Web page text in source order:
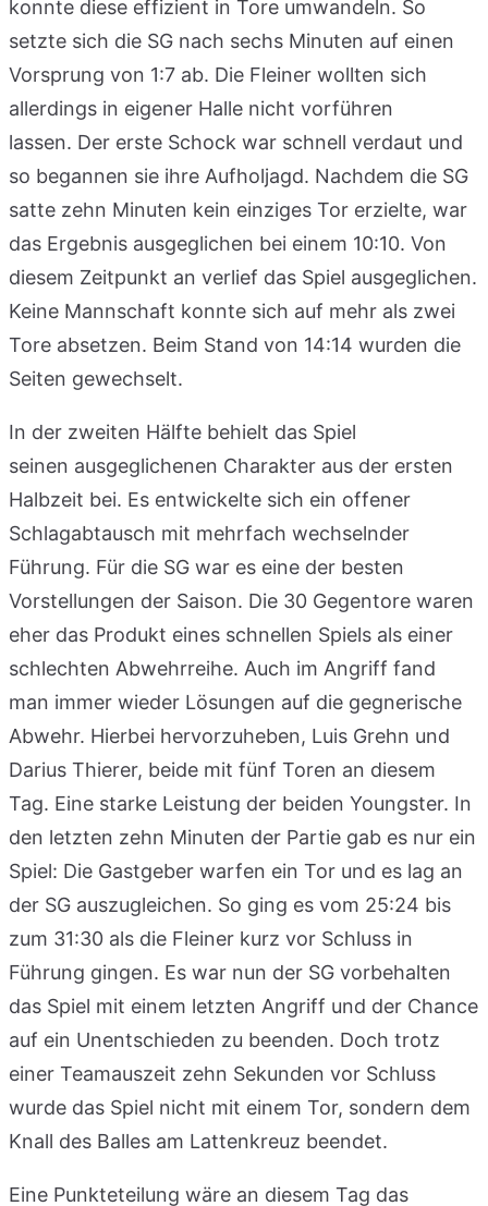
konnte diese effizient in Tore umwandeln. So
setzte sich die SG nach sechs Minuten auf einen
Vorsprung von 1:7 ab. Die Fleiner wollten sich
allerdings in eigener Halle nicht vorführen
lassen. Der erste Schock war schnell verdaut und
so begannen sie ihre Aufholjagd. Nachdem die SG
satte zehn Minuten kein einziges Tor erzielte, war
das Ergebnis ausgeglichen bei einem 10:10. Von
diesem Zeitpunkt an verlief das Spiel ausgeglichen.
Keine Mannschaft konnte sich auf mehr als zwei
Tore absetzen. Beim Stand von 14:14 wurden die
Seiten gewechselt.
In der zweiten Hälfte behielt das Spiel
seinen ausgeglichenen Charakter aus der ersten
Halbzeit bei. Es entwickelte sich ein offener
Schlagabtausch mit mehrfach wechselnder
Führung. Für die SG war es eine der besten
Vorstellungen der Saison. Die 30 Gegentore waren
eher das Produkt eines schnellen Spiels als einer
schlechten Abwehrreihe. Auch im Angriff fand
man immer wieder Lösungen auf die gegnerische
Abwehr. Hierbei hervorzuheben, Luis Grehn und
Darius Thierer, beide mit fünf Toren an diesem
Tag. Eine starke Leistung der beiden Youngster. In
den letzten zehn Minuten der Partie gab es nur ein
Spiel: Die Gastgeber warfen ein Tor und es lag an
der SG auszugleichen. So ging es vom 25:24 bis
zum 31:30 als die Fleiner kurz vor Schluss in
Führung gingen. Es war nun der SG vorbehalten
das Spiel mit einem letzten Angriff und der Chance
auf ein Unentschieden zu beenden. Doch trotz
einer Teamauszeit zehn Sekunden vor Schluss
wurde das Spiel nicht mit einem Tor, sondern dem
Knall des Balles am Lattenkreuz beendet.
Eine Punkteteilung wäre an diesem Tag das